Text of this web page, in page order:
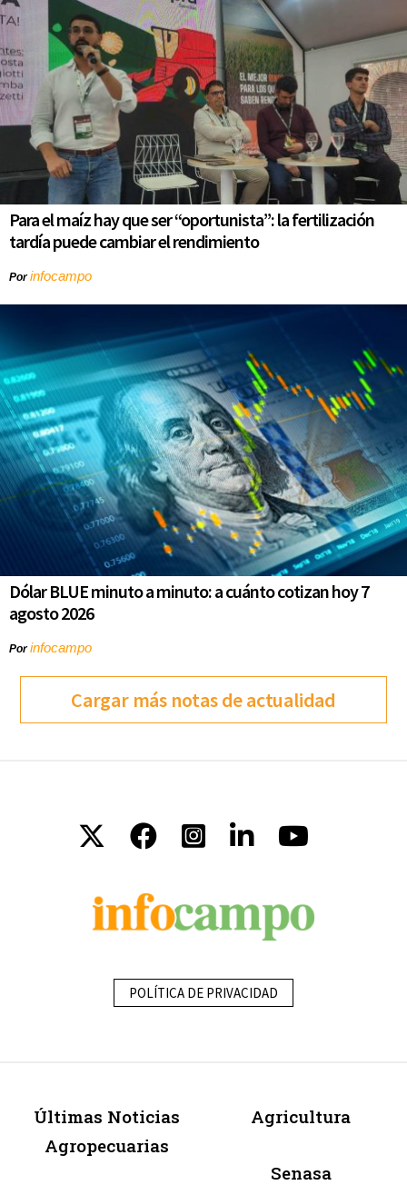
Para el maíz hay que ser “oportunista”: la fertilización
tardía puede cambiar el rendimiento
Porinfocampo
Dólar BLUE minuto a minuto: a cuánto cotizan hoy 7
agosto 2026
Porinfocampo
Cargar más notas de actualidad
POLÍTICA DE PRIVACIDAD
Últimas Noticias
Agropecuarias
Agricultura
Senasa